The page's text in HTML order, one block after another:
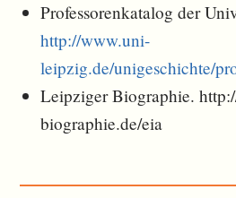
Professorenkatalog der
http://www.uni-
leipzig.de/unigeschichte/
Leipziger Biographie.
biographie.de/eia